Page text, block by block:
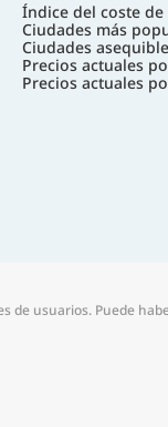
Índice del coste de
Ciudades más
Ciudades
Precios actuales
Precios actuales
de usuarios. Puede